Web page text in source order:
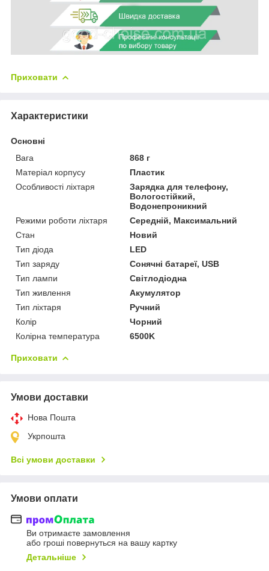
Приховати
Характеристики
Основні
Вага
868 г
Матеріал корпусу
Пластик
Особливості ліхтаря
Зарядка для телефону,
Вологостійкий,
Водонепроникний
Режими роботи ліхтаря
Середній, Максимальний
Стан
Новий
Тип діода
LED
Тип заряду
Сонячні батареї, USB
Тип лампи
Світлодіодна
Тип живлення
Акумулятор
Тип ліхтаря
Ручний
Колір
Чорний
Колірна температура
6500K
Приховати
Умови доставки
Нова Пошта
Укрпошта
Всі умови доставки
Умови оплати
Ви отримаєте замовлення
або гроші повернуться на вашу картку
Детальніше